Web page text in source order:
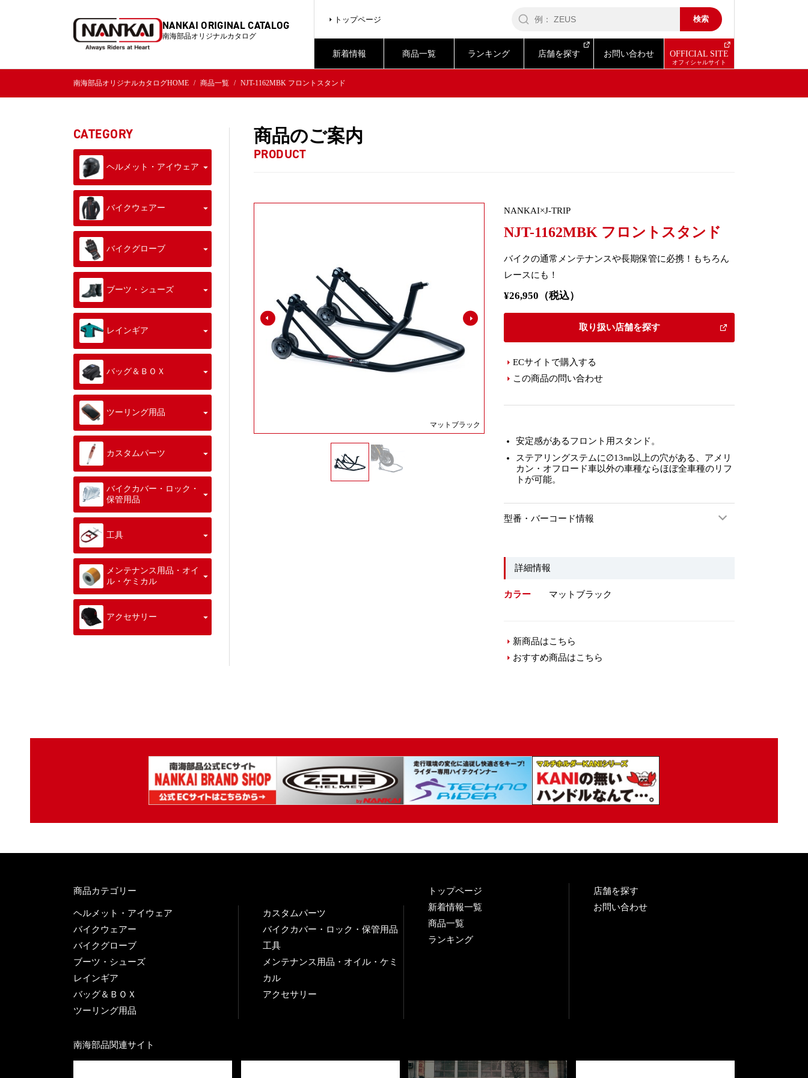
NANKAI ORIGINAL CATALOG
南海部品オリジナルカタログ
トップページ
新着情報 商品一覧 ランキング 店舗を探す お問い合わせ OFFICIAL SITE
南海部品オリジナルカタログHOME 商品一覧 NJT-1162MBK フロントスタンド
商品のご案内
PRODUCT
マットブラック
NANKAI×J-TRIP
NJT-1162MBK フロントスタンド
バイクの通常メンテナンスや長期保管に必携！もちろん
レースにも！
¥26,950（税込）
取り扱い店舗を探す
ECサイトで購入する
この商品の問い合わせ
安定感があるフロント用スタンド。
ステアリングステムに∅13㎜以上の穴がある、アメリ
カン・オフロード車以外の車種ならほぼ全車種のリフ
トが可能。
型番・バーコード情報
詳細情報
カラー マットブラック
新商品はこちら
おすすめ商品はこちら
CATEGORY
ヘルメット・アイウェア
バイクウェアー
バイクグローブ
ブーツ・シューズ
レインギア
バッグ＆ＢＯＸ
ツーリング用品
カスタムパーツ
バイクカバー・ロック・
保管用品
工具
メンテナンス用品・オイ
ル・ケミカル
アクセサリー
商品カテゴリー
ヘルメット・アイウェア
バイクウェアー
バイクグローブ
ブーツ・シューズ
レインギア
バッグ＆ＢＯＸ
ツーリング用品
カスタムパーツ
バイクカバー・ロック・保管用品
工具
メンテナンス用品・オイル・ケミ
カル
アクセサリー
トップページ
新着情報一覧
商品一覧
ランキング
店舗を探す
お問い合わせ
南海部品関連サイト